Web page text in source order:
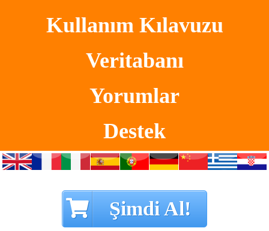
Kullanım Kılavuzu
Veritabanı
Yorumlar
Destek
Şimdi Al!